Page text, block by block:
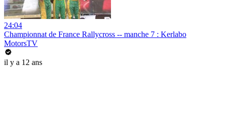
24:04
Championnat de France Rallycross -- manche 7 : Kerlabo
MotorsTV
il y a 12 ans